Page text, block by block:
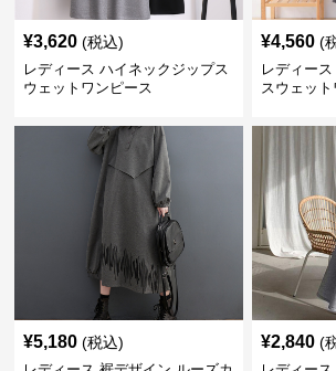
¥3,620 (税込)
レディース ハイネックジップス
ウェットワンピース
¥4,560 (
レディー
スウェッ
¥5,180 (税込) ¥2,840 (